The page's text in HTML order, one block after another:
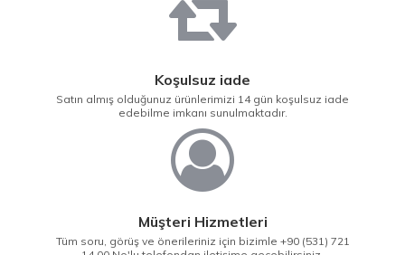
Koşulsuz iade
Satın almış olduğunuz ürünlerimizi 14 gün koşulsuz iade
edebilme imkanı sunulmaktadır.
Müşteri Hizmetleri
Tüm soru, görüş ve önerileriniz için bizimle +90 (531) 721